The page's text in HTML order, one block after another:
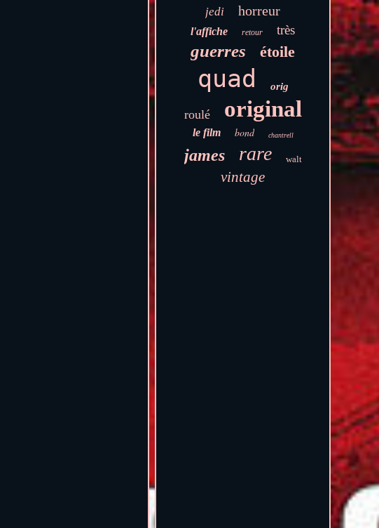
jedi horreur
l'affiche retour très
guerres étoile
quad orig
roulé original
le film bond chantrell
james rare walt
vintage